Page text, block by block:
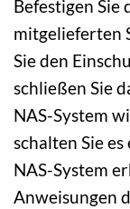
Befestigen Sie
mitgelieferten
Sie den
schließen Sie
NAS-System
schalten Sie
NAS-System
Anweisungen